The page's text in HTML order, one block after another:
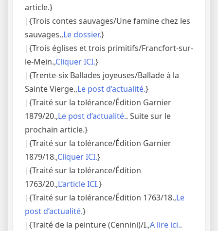
article.}
|{Trois contes sauvages/Une famine chez les
sauvages.,Le dossier.}
|{Trois églises et trois primitifs/Francfort-sur-
le-Mein.,Cliquer ICI.}
|{Trente-six Ballades joyeuses/Ballade à la
Sainte Vierge.,Le post d’actualité.}
|{Traité sur la tolérance/Édition Garnier
1879/20.,Le post d’actualité.. Suite sur le
prochain article.}
|{Traité sur la tolérance/Édition Garnier
1879/18.,Cliquer ICI.}
|{Traité sur la tolérance/Édition
1763/20.,L’article ICI.}
|{Traité sur la tolérance/Édition 1763/18.,Le
post d’actualité.}
|{Traité de la peinture (Cennini)/I.,A lire ici..